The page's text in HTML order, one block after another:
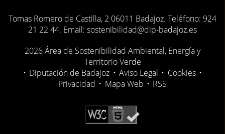
Tomas Romero de Castilla, 2 06011 Badajoz. Teléfono: 924
21 22 44. Email: sostenibilidad@dip-badajoz.es
2026 Área de Sostenibilidad Ambiental, Energía y
Territorio Verde
• Diputación de Badajoz • Aviso Legal • Cookies •
Privacidad • Mapa Web • RSS